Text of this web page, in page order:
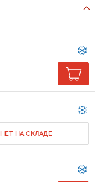
НЕТ НА СКЛАДЕ